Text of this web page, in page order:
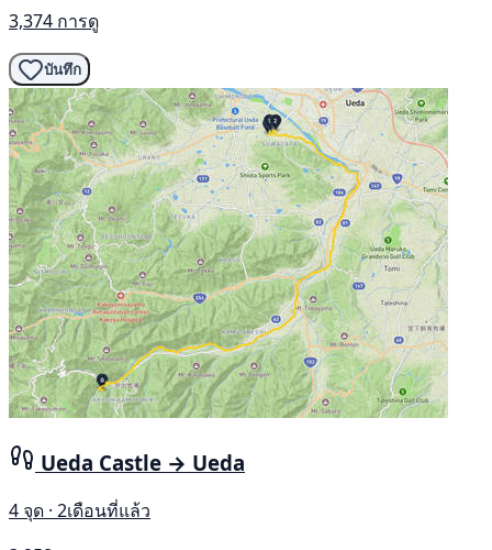
3,374 การดู
บันทึก
Ueda Castle → Ueda
4 จุด · 2เดือนที่แล้ว